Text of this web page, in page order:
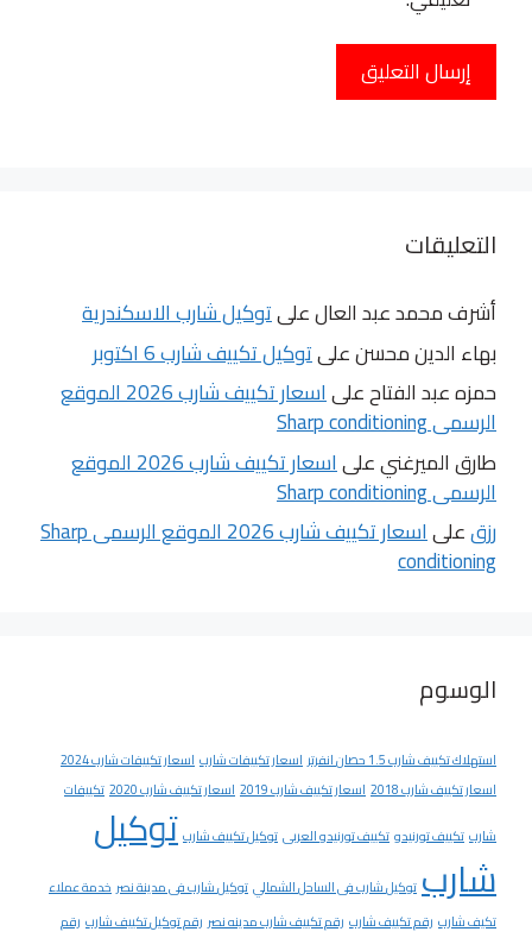
التعليقات
أشرف محمد عبد العالعلىتوكيل شارب الاسكندرية
بهاء الدين محسنعلىتوكيل تكييف شارب 6 اكتوبر
حمزه عبد الفتاحعلى اسعار تكييف شارب 2026 الموقع
الرسمى Sharp conditioning
طارق الميرغنيعلى اسعار تكييف شارب 2026 الموقع
الرسمى Sharp conditioning
رزقعلى اسعار تكييف شارب 2026 الموقع الرسمى Sharp
conditioning
الوسوم
استهلاك تكييف شارب 1.5 حصان انفرتر اسعار تكييفات شارب اسعار تكييفات شارب 2024
اسعار تكييف شارب 2018
اسعار تكييف شارب 2019 اسعار تكييف شارب 2020
تكييفات
شارب تكييف تورنيدو تكييف تورنيدو العربى توكيل تكييف شارب توكيل
شارب توكيل شارب فى الساحل الشمالي توكيل شارب فى مدينة نصر خدمة عملاء
تكيف شارب رقم تكييف شارب رقم تكييف شارب مدينه نصر رقم توكيل تكييف شارب رقم